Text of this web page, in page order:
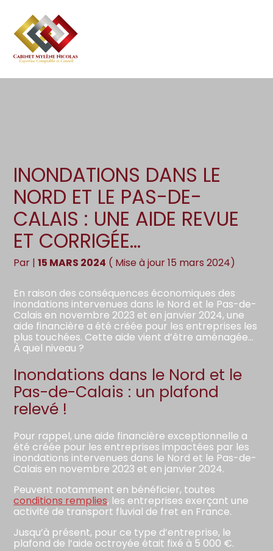
Aller
au
contenu
Création d’entreprise
Gestion au quotidien
Gestion
Compta
INONDATIONS DANS LE
NORD ET LE PAS-DE-
CALAIS : UNE AIDE REVUE
ET CORRIGÉE…
Par |15 MARS 2024 ( Mise à jour 15 mars 2024)
En raison des conséquences économiques des
inondations intervenues dans le Nord et le Pas-de-
Calais en novembre 2023 et en janvier 2024, une
aide financière a été créée pour les entreprises les
plus touchées. Cette aide vient d’être aménagée…
À quel niveau ?
Inondations dans le Nord et le
Pas-de-Calais : un plafond
relevé !
Pour rappel, une aide financière exceptionnelle a
été créée pour les entreprises impactées par les
inondations intervenues dans le Nord et le Pas-de-
Calais en novembre 2023 et en janvier 2024.
Peuvent notamment en bénéficier, toutes
conditions remplies, les entreprises exerçant une
activité de transport fluvial de fret en France.
Jusqu’à présent, pour ce type d’entreprise, le
plafond de l’aide octroyée était fixé à 5 000 €.